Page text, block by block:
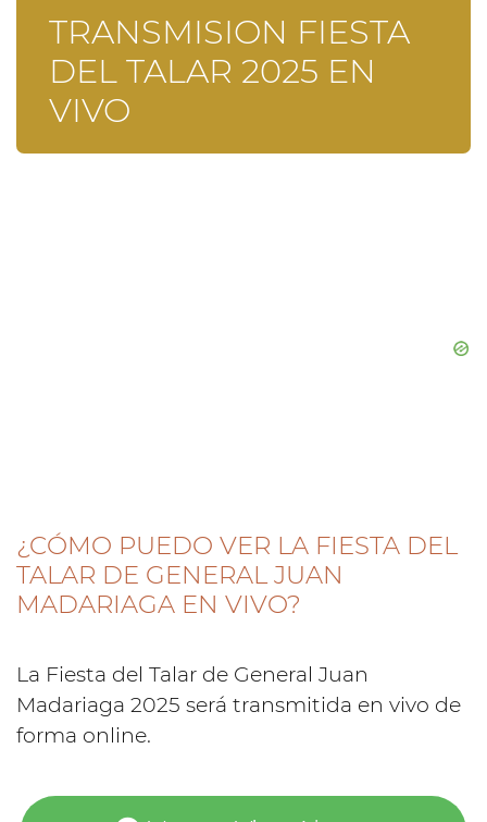
TRANSMISION FIESTA
DEL TALAR 2025 EN
VIVO
¿CÓMO PUEDO VER LA FIESTA DEL
TALAR DE GENERAL JUAN
MADARIAGA EN VIVO?
La Fiesta del Talar de General Juan
Madariaga 2025 será transmitida en vivo de
forma online.